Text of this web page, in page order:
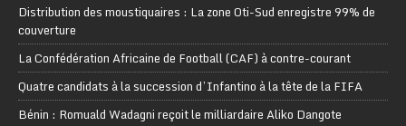
Distribution des moustiquaires : La zone Oti-Sud enregistre 99% de
couverture
La Confédération Africaine de Football (CAF) à contre-courant
Quatre candidats à la succession d’Infantino à la tête de la FIFA
Bénin : Romuald Wadagni reçoit le milliardaire Aliko Dangote